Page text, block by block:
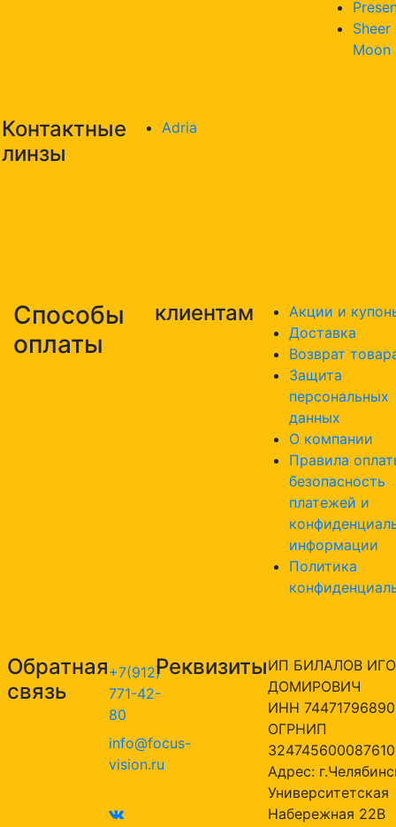
Sheer
Moon
Контактные
линзы
Adria
Способы
оплаты
клиентам
Акции и
Доставка
Возврат
Защита
персональных
данных
О компании
Правила
безопасность
платежей и
информации
Политика
Обратная
связь
+7(912)
771-42-
80
info@focus-
vision.ru
РеквизитыИП БИЛАЛОВ
ДОМИРОВИЧ
ИНН
ОГРНИП
324745600087610
Адрес:
Университетская
Набережная 22В